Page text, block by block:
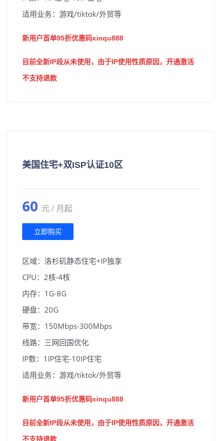
适用业务：游戏/tiktok/外贸等
新用户首单95折优惠码xinqu888
目前全新IP段从未使用，由于IP使用性质原因，开通激活
不支持退款
美国住宅+双ISP认证10区
60 元 / 月起
立即购买
区域：洛杉矶静态住宅+IP独享
CPU：2核-4核
内存：1G-8G
硬盘：20G
带宽：150Mbps-300Mbps
线路：三网回国优化
IP数：1IP住宅-10IP住宅
适用业务：游戏/tiktok/外贸等
新用户首单95折优惠码xinqu888
目前全新IP段从未使用，由于IP使用性质原因，开通激活
不支持退款